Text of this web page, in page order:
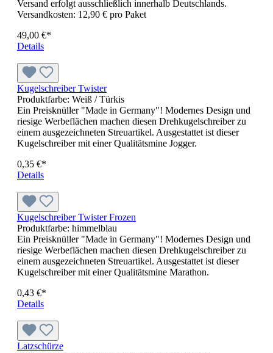
ins Konzert: In der Gürteltasche STEP ist alles gut verstaut.
Die Schnalle des Gurtes haben wir extra seitlich angebracht,
damit Ihnen niemand hinterrücks die Tasche abnehmen kann.
Und um Tickets, Kreditkarten oder Smartphones sicherer
durchs Gedränge zu navigieren, empfiehlt sich die flache
Reißverschlusstasche innen.Material: Polyester 420d &
RipstopMaße: ca. B 24 x H 14 x T 7 cm
Ab6,91 €*
Details
Handtuch FULLPRINT
Lust auf Sonne?Dann ist dies der richtige Zeitpunkt, mit den
vollflächig bedruckten Handtüchern Ihre Werbebotschaft
optimal zu präsentieren.Druck: 1 Seite Vollflächenprint,
Rückseite bleibt weissMaterial: 100% Baumwollvelour330
gr/m²Öko-Tex zertifiziertMaße: B 50 cm x L 100 cmIhr
Vorteil: Kurze LieferzeitenEuropaproduktion
15,65 €*
Details
Klassischer Regiestuhl ALFRED
Ihr Regiestuhl. Ihr Design. Ihr Auftritt. Ob Hochzeit,
Geburtstag, Firmenevent, Messe, Filmproduktion oder als
ganz persönliches Geschenk – mit dem klassischen Regiestuhl
ALFRED gestalten Sie ein echtes Unikat. Die hochwertige
Rückenlehne wird individuell mit Ihrem Wunschmotiv oder